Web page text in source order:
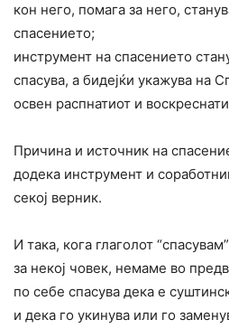
кон него, помага за него,
спасението;
инструмент на спасението
спасува, а бидејќи укажува на
освен распнатиот и
Причина и источник на
додека инструмент и
секој верник.
И така, кога глаголот
за некој човек, немаме во
по себе спасува дека е
и дека го укинува или го